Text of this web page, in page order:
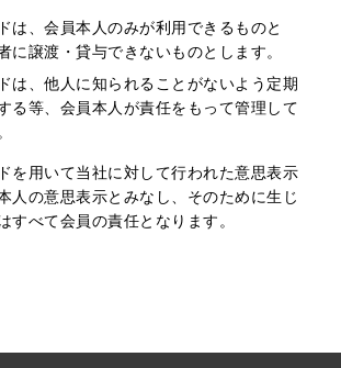
は、会員本人のみが利用できるものと
に譲渡・貸与できないものとします。
は、他人に知られることがないよう定期
る等、会員本人が責任をもって管理して
を用いて当社に対して行われた意思表示
人の意思表示とみなし、そのために生じ
すべて会員の責任となります。